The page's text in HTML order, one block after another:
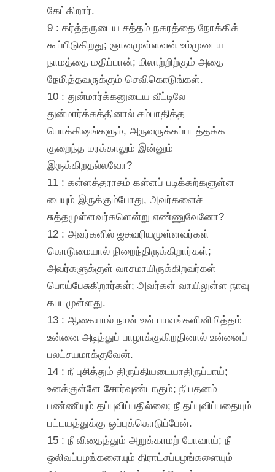
கேட்கிறார்.
9 : கர்த்தருடைய சத்தம் நகரத்தை நோக்கிக்
கூப்பிடுகிறது; ஞானமுள்ளவன் உம்முடைய
நாமத்தை மதிப்பான்; மிலாற்றிற்கும் அதை
நேமித்தவருக்கும் செவிகொடுங்கள்.
10 : துன்மார்க்கனுடைய வீட்டிலே
துன்மார்க்கத்தினால் சம்பாதித்த
பொக்கிஷங்களும், அருவருக்கப்படத்தக்க
குறைந்த மரக்காலும் இன்னும்
இருக்கிறதல்லவோ?
11 : கள்ளத்தராசும் கள்ளப் படிக்கற்களுள்ள
பையும் இருக்கும்போது, அவர்களைச்
சுத்தமுள்ளவர்களென்று எண்ணுவேனோ?
12 : அவர்களில் ஐசுவரியமுள்ளவர்கள்
கொடுமையால் நிறைந்திருக்கிறார்கள்;
அவர்களுக்குள் வாசமாயிருக்கிறவர்கள்
பொய்பேசுகிறார்கள்; அவர்கள் வாயிலுள்ள நாவு
கபடமுள்ளது.
13 : ஆகையால் நான் உன் பாவங்களினிமித்தம்
உன்னை அடித்துப் பாழாக்குகிறதினால் உன்னைப்
பலட்சயமாக்குவேன்.
14 : நீ புசித்தும் திருப்தியடையாதிருப்பாய்;
உனக்குள்ளே சோர்வுண்டாகும்; நீ பதனம்
பண்ணியும் தப்புவிப்பதில்லை; நீ தப்புவிப்பதையும்
பட்டயத்துக்கு ஒப்புக்கொடுப்பேன்.
15 : நீ விதைத்தும் அறுக்காமற் போவாய்; நீ
ஒலிவப்பழங்களையும் திராட்சப்பழங்களையும்